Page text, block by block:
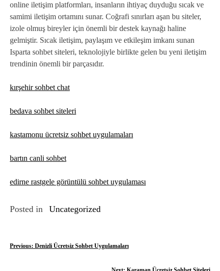
online iletişim platformları, insanların ihtiyaç duyduğu sıcak ve
samimi iletişim ortamını sunar. Coğrafi sınırları aşan bu siteler,
izole olmuş bireyler için önemli bir destek kaynağı haline
gelmiştir. Sıcak iletişim, paylaşım ve etkileşim imkanı sunan
Isparta sohbet siteleri, teknolojiyle birlikte gelen bu yeni iletişim
trendinin önemli bir parçasıdır.
kırşehir sohbet chat
bedava sohbet siteleri
kastamonu ücretsiz sohbet uygulamaları
bartın canli sohbet
edirne rastgele görüntülü sohbet uygulaması
Posted in Uncategorized
Y
Previous: Denizli Ücretsiz Sohbet Uygulamaları